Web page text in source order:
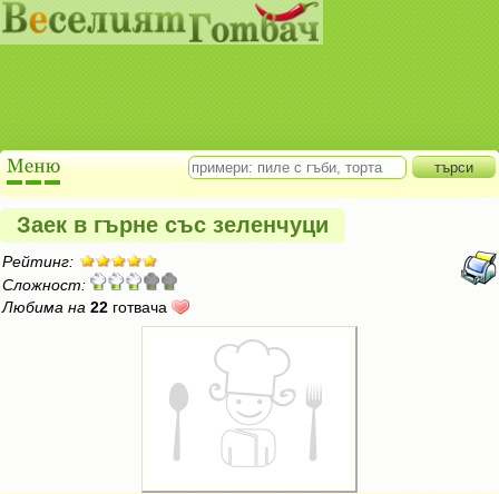
Заек в гърне със зеленчуци
Рейтинг:
Сложност:
Любима на 22 готвача